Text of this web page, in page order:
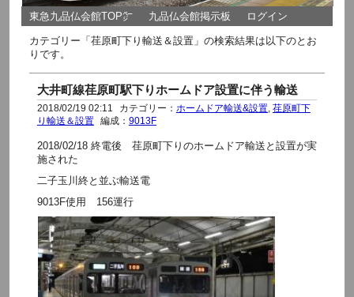
東急九品仏会館TOP㌻ 九品仏会館掲示板 ログイン
カテゴリー「荏原町下り輸送＆設置」の検索結果は以下のとお
りです。
大井町線荏原町駅下りホームドア設置に伴う輸送
2018/02/19 02:11 カテゴリー： ホームドア輸送&設置, 荏原町下
り輸送＆設置
編成： 9013F
2018/02/18 終電後 荏原町下りのホームドア輸送と設置が実
施された
二子玉川終と並ぶ輸送電
9013F使用 156運行